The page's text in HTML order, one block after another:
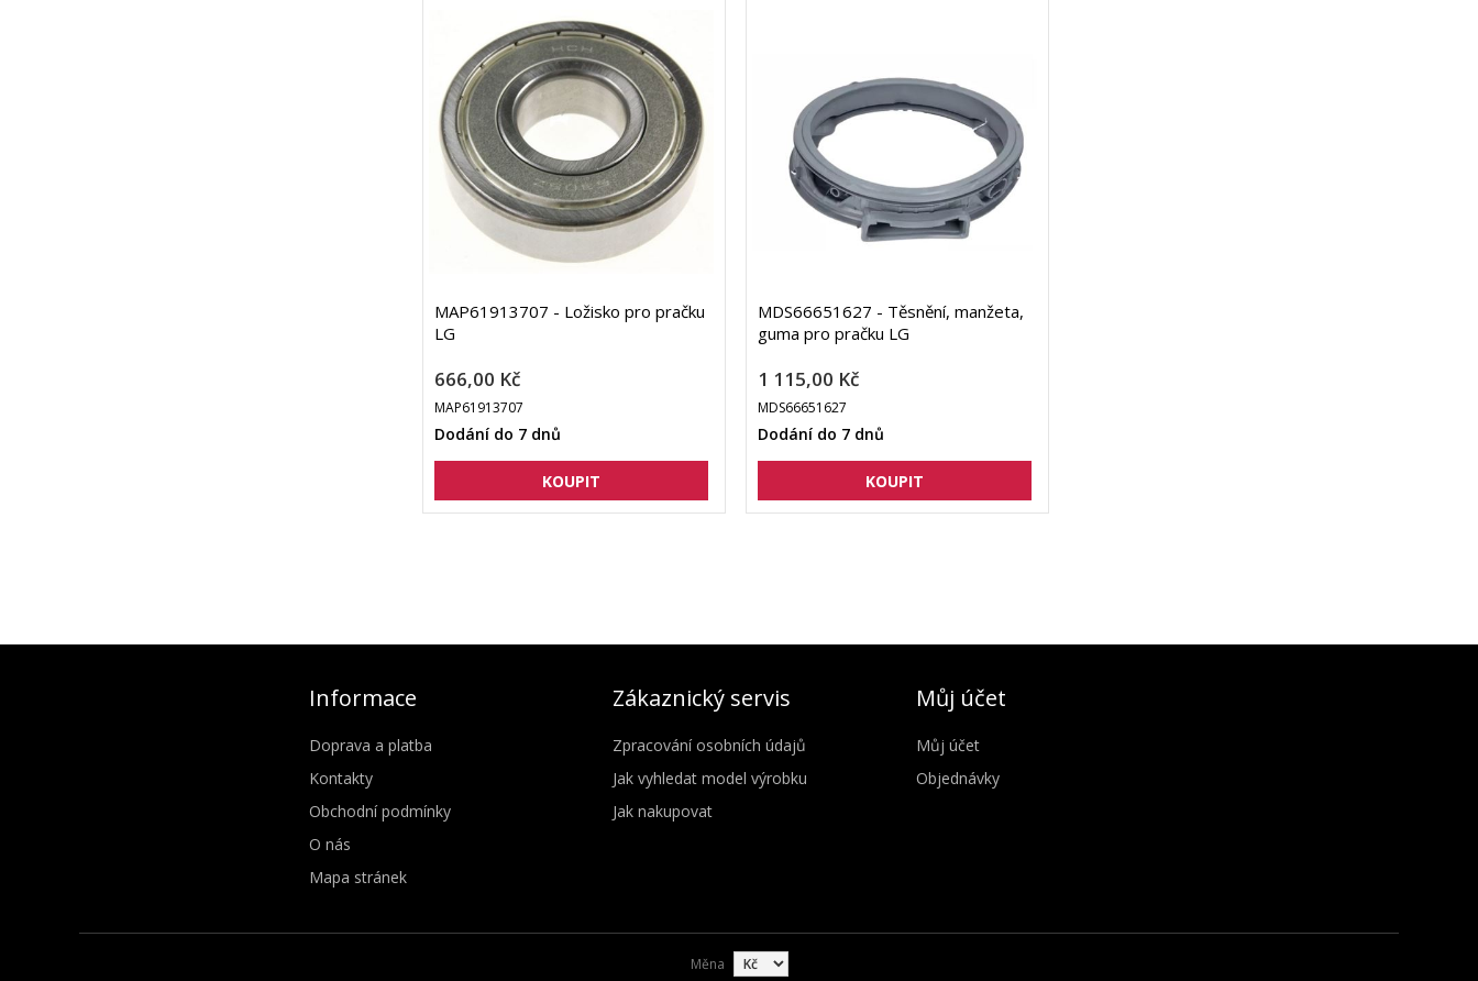
MAP61913707 - Ložisko pro pračku
LG
666,00 Kč
MAP61913707
Dodání do 7 dnů
MDS66651627 - Těsnění, manžeta,
guma pro pračku LG
1 115,00 Kč
MDS66651627
Dodání do 7 dnů
Informace
Doprava a platba
Kontakty
Obchodní podmínky
O nás
Mapa stránek
Zákaznický servis
Zpracování osobních údajů
Jak vyhledat model výrobku
Jak nakupovat
Můj účet
Můj účet
Objednávky
Měna